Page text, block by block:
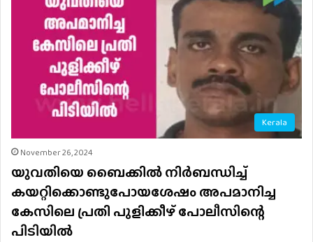
Kerala
November 26, 2024
യുവതിയെ ബൈക്കിൽ നിർബന്ധിച്ച്
കയറ്റിക്കൊണ്ടുപോയശേഷം അപമാനിച്ച
കേസിലെ പ്രതി പുളിക്കീഴ് പോലീസിന്റെ
പിടിയിൽ